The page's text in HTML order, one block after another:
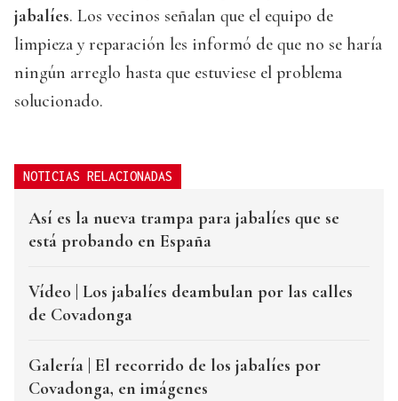
jabalíes. Los vecinos señalan que el equipo de
limpieza y reparación les informó de que no se haría
ningún arreglo hasta que estuviese el problema
solucionado.
NOTICIAS RELACIONADAS
Así es la nueva trampa para jabalíes que se
está probando en España
Vídeo | Los jabalíes deambulan por las calles
de Covadonga
Galería | El recorrido de los jabalíes por
Covadonga, en imágenes